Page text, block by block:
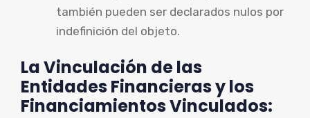
también pueden ser declarados nulos por
indefinición del objeto.
La Vinculación de las
Entidades Financieras y los
Financiamientos Vinculados: